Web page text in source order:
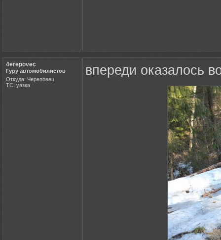
4erepovec
Гуру автомобилистов
Откуда: Череповец
ТС: уазка
впереди оказалось